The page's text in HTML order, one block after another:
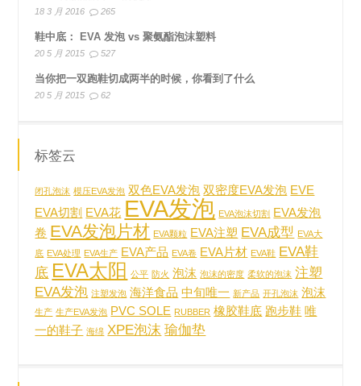
18 3 月 2016 265
鞋中底： EVA 发泡 vs 聚氨酯泡沫塑料
20 5 月 2015 527
当你把一双跑鞋切成两半的时候，你看到了什么
20 5 月 2015 62
标签云
闭孔泡沫 模压EVA发泡 双色EVA发泡 双密度EVA发泡 EVE
EVA切割 EVA花 EVA发泡 EVA泡沫切割
EVA发泡
卷 EVA发泡片材 EVA颗粒 EVA注塑 EVA成型 EVA大
底 EVA处理 EVA生产 EVA产品 EVA卷 EVA片材 EVA鞋 EVA鞋
底 EVA太阳 公平 防火 泡沫 泡沫的密度 柔软的泡沫 注塑
EVA发泡 注塑发泡 海洋食品 中旬唯一 新产品 开孔泡沫 泡沫
生产 生产EVA发泡 PVC SOLE RUBBER 橡胶鞋底 跑步鞋 唯
一的鞋子 海绵 XPE泡沫 瑜伽垫